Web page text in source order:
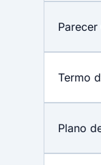
Termo
Plano